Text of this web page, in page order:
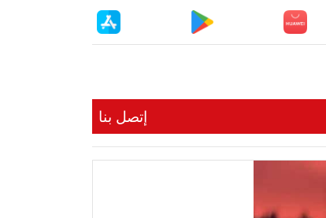
إتصل بنا